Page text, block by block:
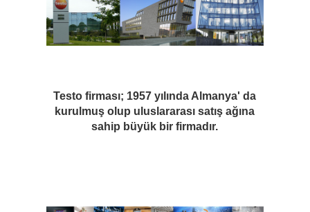
Testo firması; 1957 yılında Almanya' da
kurulmuş olup uluslararası satış ağına
sahip büyük bir firmadır.